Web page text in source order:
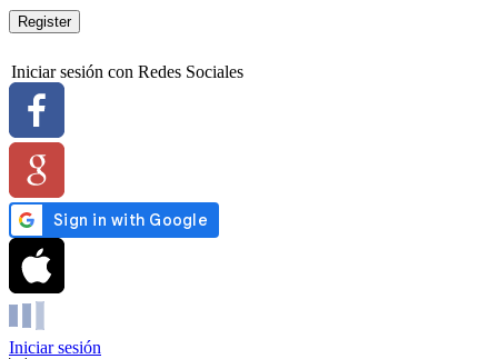
Register
Iniciar sesión con Redes Sociales
Iniciar sesión